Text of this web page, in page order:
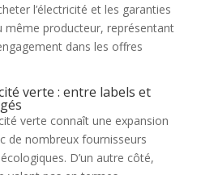
l’électricité et les garanties
même producteur, représentant
dans les offres
verte : entre labels et
verte connaît une expansion
de nombreux fournisseurs
D’un autre côté,